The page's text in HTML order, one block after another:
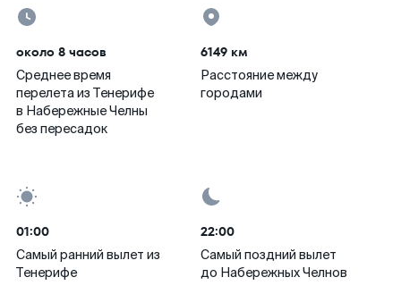
около 8 часов
Среднее время
перелета из Тенерифе
в Набережные Челны
без пересадок
6149 км
Расстояние между
городами
01:00
Самый ранний вылет из
Тенерифе
22:00
Самый поздний вылет
до Набережных Челнов